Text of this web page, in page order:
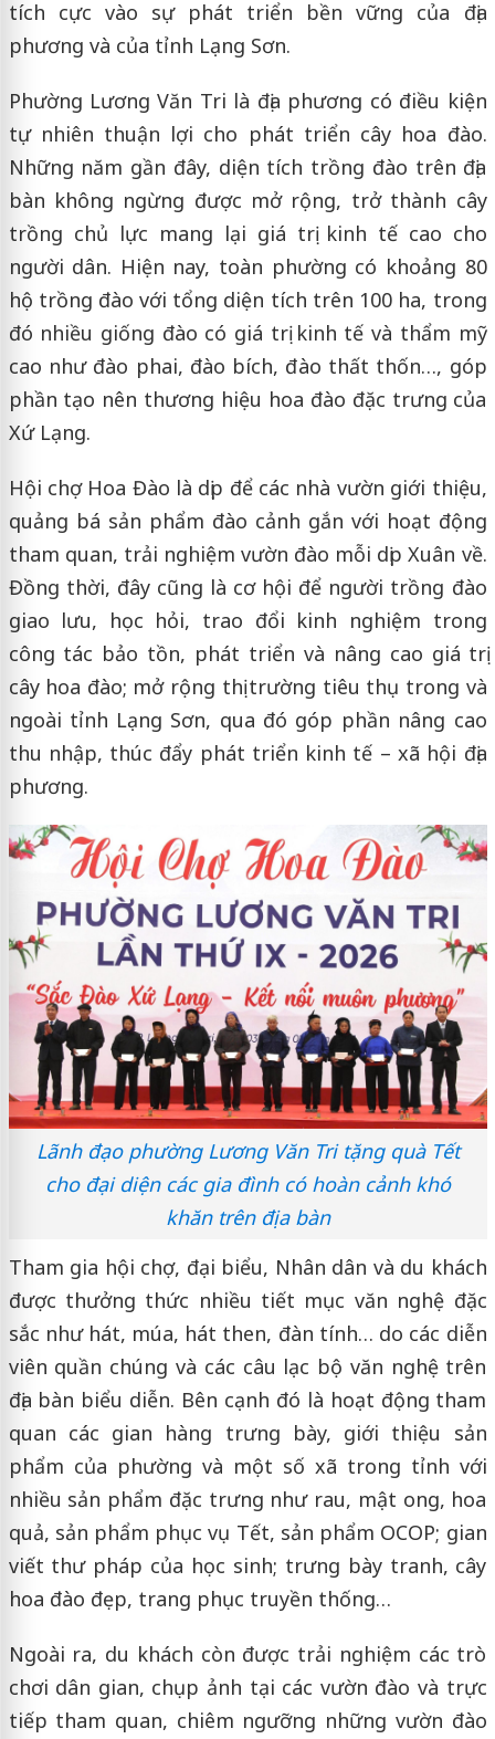
tích cực vào sự phát triển bền vững của địa
phương và của tỉnh Lạng Sơn.
Phường Lương Văn Tri là địa phương có điều kiện
tự nhiên thuận lợi cho phát triển cây hoa đào.
Những năm gần đây, diện tích trồng đào trên địa
bàn không ngừng được mở rộng, trở thành cây
trồng chủ lực mang lại giá trị kinh tế cao cho
người dân. Hiện nay, toàn phường có khoảng 80
hộ trồng đào với tổng diện tích trên 100 ha, trong
đó nhiều giống đào có giá trị kinh tế và thẩm mỹ
cao như đào phai, đào bích, đào thất thốn…, góp
phần tạo nên thương hiệu hoa đào đặc trưng của
Xứ Lạng.
Hội chợ Hoa Đào là dịp để các nhà vườn giới thiệu,
quảng bá sản phẩm đào cảnh gắn với hoạt động
tham quan, trải nghiệm vườn đào mỗi dịp Xuân về.
Đồng thời, đây cũng là cơ hội để người trồng đào
giao lưu, học hỏi, trao đổi kinh nghiệm trong
công tác bảo tồn, phát triển và nâng cao giá trị
cây hoa đào; mở rộng thị trường tiêu thụ trong và
ngoài tỉnh Lạng Sơn, qua đó góp phần nâng cao
thu nhập, thúc đẩy phát triển kinh tế – xã hội địa
phương.
Lãnh đạo phường Lương Văn Tri tặng quà Tết
cho đại diện các gia đình có hoàn cảnh khó
khăn trên địa bàn
Tham gia hội chợ, đại biểu, Nhân dân và du khách
được thưởng thức nhiều tiết mục văn nghệ đặc
sắc như hát, múa, hát then, đàn tính… do các diễn
viên quần chúng và các câu lạc bộ văn nghệ trên
địa bàn biểu diễn. Bên cạnh đó là hoạt động tham
quan các gian hàng trưng bày, giới thiệu sản
phẩm của phường và một số xã trong tỉnh với
nhiều sản phẩm đặc trưng như rau, mật ong, hoa
quả, sản phẩm phục vụ Tết, sản phẩm OCOP; gian
viết thư pháp của học sinh; trưng bày tranh, cây
hoa đào đẹp, trang phục truyền thống…
Ngoài ra, du khách còn được trải nghiệm các trò
chơi dân gian, chụp ảnh tại các vườn đào và trực
tiếp tham quan, chiêm ngưỡng những vườn đào